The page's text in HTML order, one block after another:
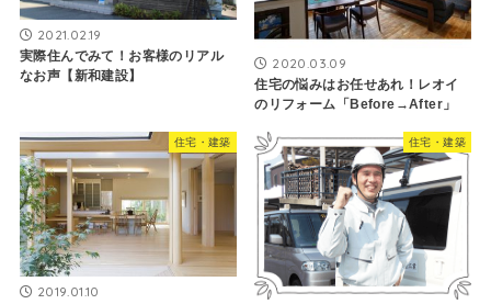
2021.02.19
実際住んでみて！お客様のリアル
なお声【新和建設】
2020.03.09
住宅の悩みはお任せあれ！レオイ
のリフォーム「Before→After」
住宅・建築
2019.01.10
住宅・建築